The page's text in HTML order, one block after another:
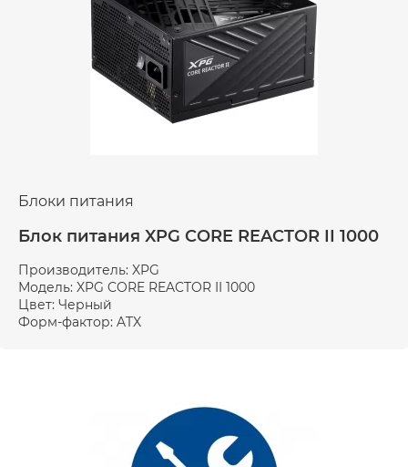
Блоки питания
Блок питания XPG CORE REACTOR II 1000
Производитель: XPG
Модель: XPG CORE REACTOR II 1000
Цвет: Черный
Форм-фактор: ATX